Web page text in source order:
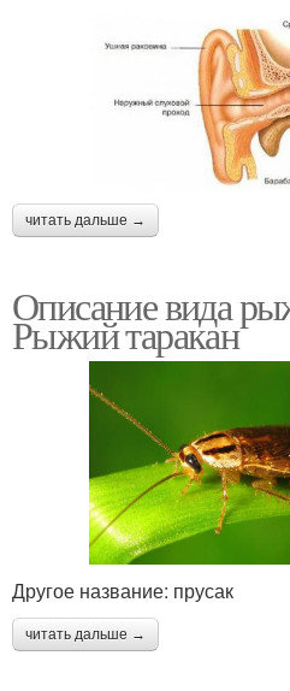
читать дальше →
Описание вида
Рыжий таракан
Другое название: прусак
читать дальше →